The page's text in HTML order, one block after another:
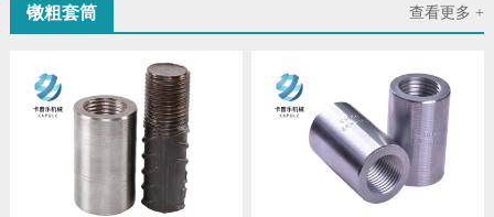
查看更多 +
镦粗套筒